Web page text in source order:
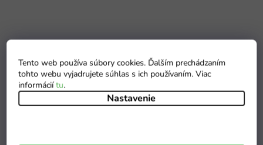
Tento web používa súbory cookies. Ďalším prechádzaním
tohto webu vyjadrujete súhlas s ich používaním. Viac
informáciítu.
Nastavenie